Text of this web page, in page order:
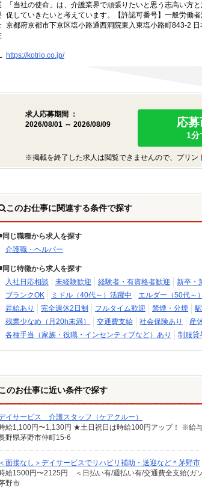
「当社の使命」は、介護業界で頑張りたいと思う志高い方
促していきたいと考えています。【許認可番号】一般労
京都府京都市下京区塩小路通西洞院東入東塩小路町843-2
https://kotrio.co.jp/
求人応募期間 ：
2026/08/01 ～ 2026/08/09
応
1分
※掲載を終了した求人は閲覧できませんので、プリン
このお仕事に関連する条件で探す
同じ職種から求人を探す
介護職・ヘルパー
同じ特徴から求人を探す
入社日応相談
未経験歓迎 経験者・有資格者歓迎 新卒・
ブランクOK
ミドル（40代～）活躍中 エルダー（50代～
昇給あり
完全週休2日制 フルタイム歓迎 禁煙・分煙
残業少なめ（月20h未満）
交通費支給 社会保険あり 産
各種手当（家族・役職・インセンティブなど）あり
制服貸
のお仕事に近い条件で探す
イサービス 介護スタッフ（ケアクルー）
給1,100円〜1,130円 ★土日祝日は時給100円アップ！ ※給
野県茅野市仲町15-6
＜面接なし＞デイサービスでリハビリ補助・送迎など＊茅野市
給1500円〜2125円 ＜日払い有/週払い有/交通費全支給(ガ
野市